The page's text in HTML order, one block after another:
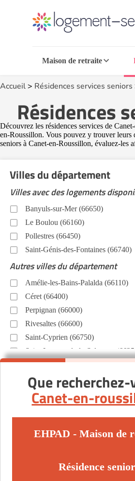
Maison de retraite
Accueil> Résidences services seniors
Résidences
Découvrez les résidences services de
en-Roussillon. Vous pouvez y trouver leurs
seniors à Canet-en-Roussillon, évaluez-les
Villes du département
Villes avec des logements
Banyuls-sur-Mer (66650)
Le Boulou (66160)
Pollestres (66450)
Saint-Génis-des-Fontaines (66740)
Autres villes du département
Amélie-les-Bains-Palalda (66110)
Céret (66400)
Perpignan (66000)
Rivesaltes (66600)
Saint-Cyprien (66750)
Saint-Laurent-de-la-Salanque
Saleilles (66280)
Que
Canet-en-
EHPAD - Maison de
Résidence